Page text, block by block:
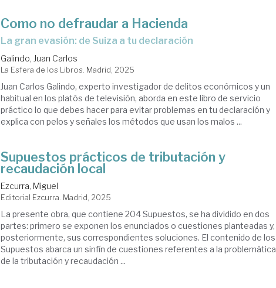
Como no defraudar a Hacienda
La gran evasión: de Suiza a tu declaración
Galindo, Juan Carlos
La Esfera de los Libros. Madrid, 2025
Juan Carlos Galindo, experto investigador de delitos económicos y un
habitual en los platós de televisión, aborda en este libro de servicio
práctico lo que debes hacer para evitar problemas en tu declaración y
explica con pelos y señales los métodos que usan los malos ...
Supuestos prácticos de tributación y
recaudación local
Ezcurra, Miguel
Editorial Ezcurra. Madrid, 2025
La presente obra, que contiene 204 Supuestos, se ha dividido en dos
partes: primero se exponen los enunciados o cuestiones planteadas y,
posteriormente, sus correspondientes soluciones. El contenido de los
Supuestos abarca un sinfín de cuestiones referentes a la problemática
de la tributación y recaudación ...